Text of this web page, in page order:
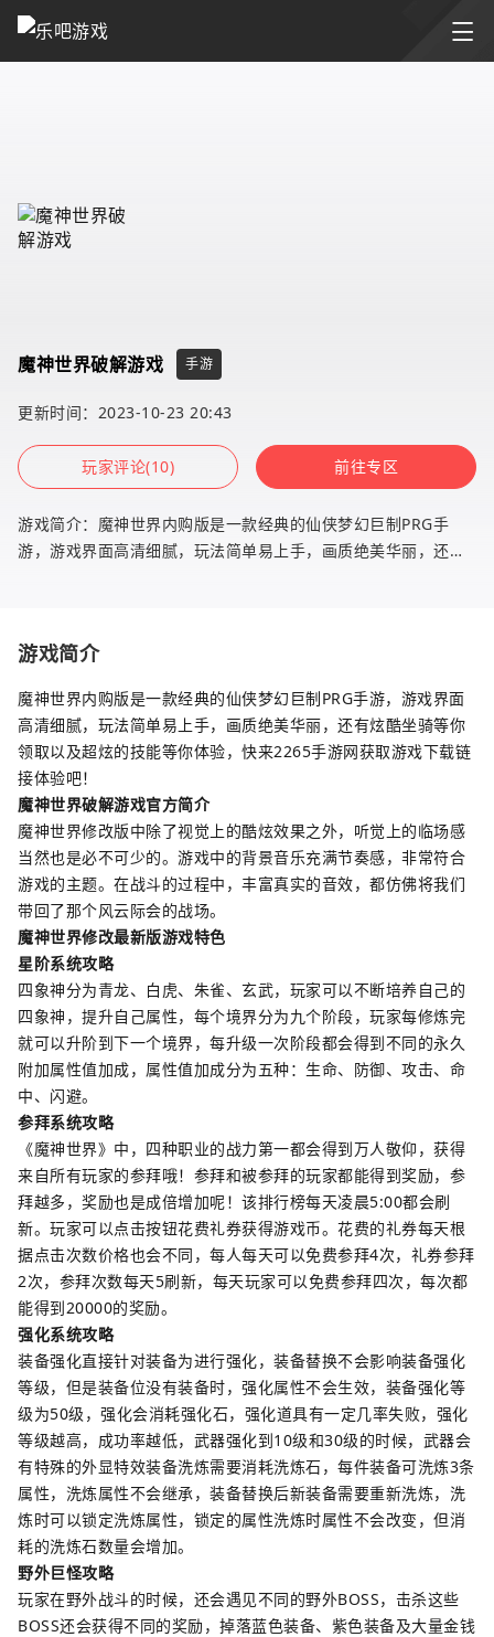
魔神世界破解游戏 手游
更新时间：2023-10-23 20:43
玩家评论(10) 前往专区
游戏简介：魔神世界内购版是一款经典的仙侠梦幻巨制PRG手
游，游戏界面高清细腻，玩法简单易上手，画质绝美华丽，还有
游戏简介
魔神世界内购版是一款经典的仙侠梦幻巨制PRG手游，游戏界面
高清细腻，玩法简单易上手，画质绝美华丽，还有炫酷坐骑等你
领取以及超炫的技能等你体验，快来2265手游网获取游戏下载链
接体验吧！
魔神世界破解游戏官方简介
魔神世界修改版中除了视觉上的酷炫效果之外，听觉上的临场感
当然也是必不可少的。游戏中的背景音乐充满节奏感，非常符合
游戏的主题。在战斗的过程中，丰富真实的音效，都仿佛将我们
带回了那个风云际会的战场。
魔神世界修改最新版游戏特色
星阶系统攻略
四象神分为青龙、白虎、朱雀、玄武，玩家可以不断培养自己的
四象神，提升自己属性，每个境界分为九个阶段，玩家每修炼完
就可以升阶到下一个境界，每升级一次阶段都会得到不同的永久
附加属性值加成，属性值加成分为五种：生命、防御、攻击、命
中、闪避。
参拜系统攻略
《魔神世界》中，四种职业的战力第一都会得到万人敬仰，获得
来自所有玩家的参拜哦！参拜和被参拜的玩家都能得到奖励，参
拜越多，奖励也是成倍增加呢！该排行榜每天凌晨5:00都会刷
新。玩家可以点击按钮花费礼券获得游戏币。花费的礼券每天根
据点击次数价格也会不同，每人每天可以免费参拜4次，礼券参拜
2次，参拜次数每天5刷新，每天玩家可以免费参拜四次，每次都
能得到20000的奖励。
强化系统攻略
装备强化直接针对装备为进行强化，装备替换不会影响装备强化
等级，但是装备位没有装备时，强化属性不会生效，装备强化等
级为50级，强化会消耗强化石，强化道具有一定几率失败，强化
等级越高，成功率越低，武器强化到10级和30级的时候，武器会
有特殊的外显特效装备洗炼需要消耗洗炼石，每件装备可洗炼3条
属性，洗炼属性不会继承，装备替换后新装备需要重新洗炼，洗
炼时可以锁定洗炼属性，锁定的属性洗炼时属性不会改变，但消
耗的洗炼石数量会增加。
野外巨怪攻略
玩家在野外战斗的时候，还会遇见不同的野外BOSS，击杀这些
BOSS还会获得不同的奖励，掉落蓝色装备、紫色装备及大量金钱